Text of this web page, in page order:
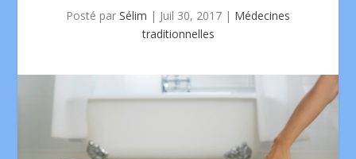
Posté par Sélim | Juil 30, 2017 | Médecines
traditionnelles